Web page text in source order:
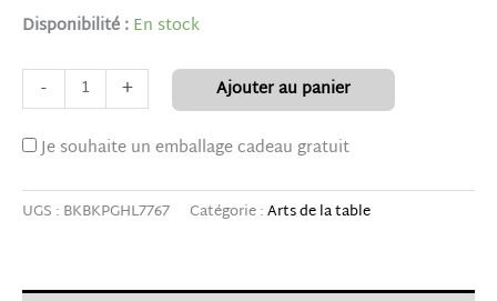
Disponibilité :En stock
- +
Ajouter au panier
Je souhaite un emballage cadeau gratuit
UGS : BKBKPGHL7767 Catégorie :Arts de la table